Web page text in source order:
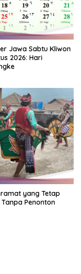
Jawa Sabtu Kliwon
2026: Hari
yang Tetap
Tanpa Penonton